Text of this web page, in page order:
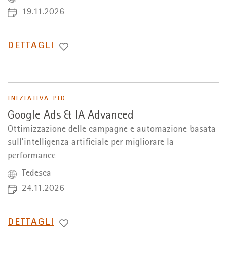
19.11.2026
PASSA
DETTAGLI
INIZIATIVA PID
Google Ads & IA Advanced
Ottimizzazione delle campagne e automazione basata
sull’intelligenza artificiale per migliorare la
performance
Tedesca
24.11.2026
PASSA
DETTAGLI